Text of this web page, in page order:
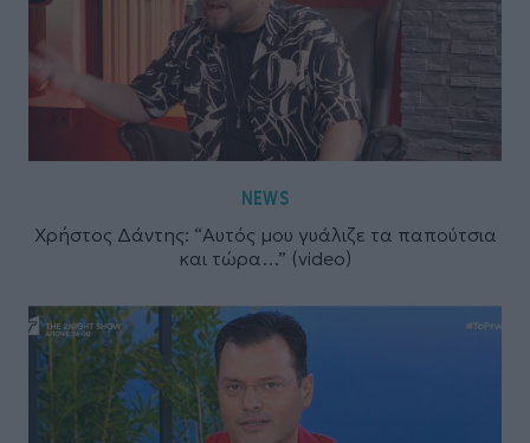
NEWS
Χρήστος Δάντης: “Αυτός μου γυάλιζε τα παπούτσια
και τώρα…” (video)